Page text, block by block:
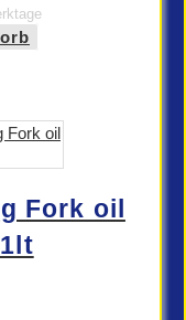
Fork oil